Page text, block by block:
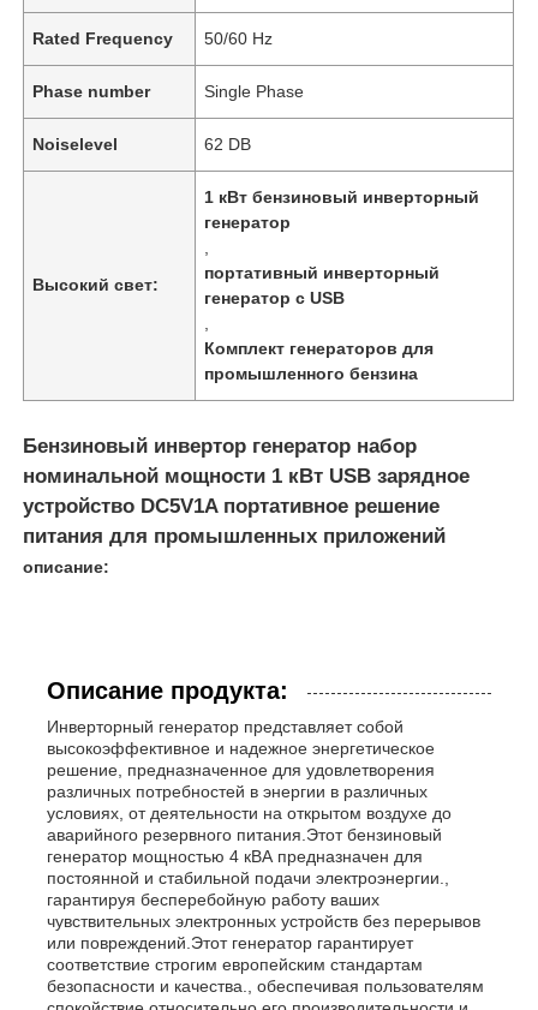
Главная страница
Продукция
Ролики
Rated Frequency 50/60 Hz
Phase number Single Phase
Noiselevel 62 DB
Высокий свет:
1 кВт бензиновый инверторный
генератор
портативный инверторный
генератор с USB
Комплект генераторов для
промышленного бензина
Бензиновый инвертор генератор набор
номинальной мощности 1 кВт USB зарядное
устройство DC5V1A портативное решение
питания для промышленных приложений
описание:
Описание продукта:
Инверторный генератор представляет собой
высокоэффективное и надежное энергетическое
решение, предназначенное для удовлетворения
различных потребностей в энергии в различных
условиях, от деятельности на открытом воздухе до
аварийного резервного питания.Этот бензиновый
генератор мощностью 4 кВА предназначен для
постоянной и стабильной подачи электроэнергии.,
гарантируя бесперебойную работу ваших
чувствительных электронных устройств без перерывов
или повреждений.Этот генератор гарантирует
соответствие строгим европейским стандартам
безопасности и качества., обеспечивая пользователям